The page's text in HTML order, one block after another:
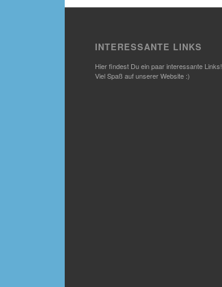
INTERESSANTE LINKS
Hier findest Du ein paar interessante Links!
Viel Spaß auf unserer Website :)